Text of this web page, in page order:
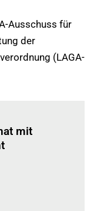
Ausschuss für
der
(LAGA-
mit